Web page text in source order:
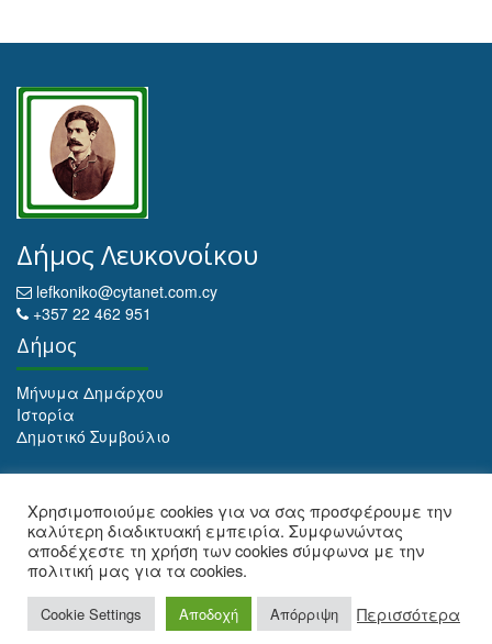
Δήμος Λευκονοίκου
lefkoniko@cytanet.com.cy
+357 22 462 951
Δήμος
Μήνυμα Δημάρχου
Ιστορία
Δημοτικό Συμβούλιο
Αρχειοθέτηση
Web Design and Development by Maria Ioulianou
Χρησιμοποιούμε cookies για να σας προσφέρουμε την
καλύτερη διαδικτυακή εμπειρία. Συμφωνώντας
αποδέχεστε τη χρήση των cookies σύμφωνα με την
πολιτική μας για τα cookies.
Cookie Settings Αποδοχή Απόρριψη Περισσότερα